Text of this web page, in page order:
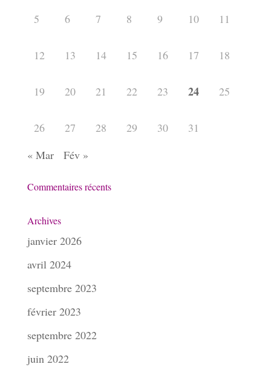
5 6 7 8 9 10 11
12 13 14 15 16 17 18
19 20 21 22 23 24 25
26 27 28 29 30
31
« Mar
Fév »
Commentaires récents
Archives
janvier 2026
avril 2024
septembre 2023
février 2023
septembre 2022
juin 2022